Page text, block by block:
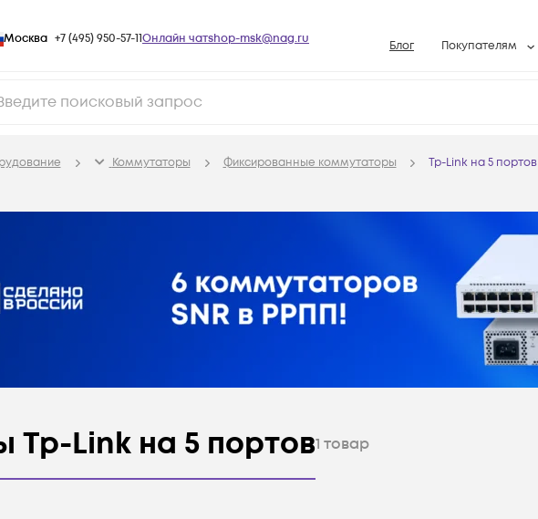
Москва +7 (495) 950-57-11Онлайн чатshop-msk@nag.ru Блог Покупателям
Условия доставки
Возврат товара
Вопросы и ответы
База знаний
Конфигураторы
Коммутаторы Фиксированные коммутаторы Tp-Link на 5 портов
Tp-Link на 5 портов1 товар